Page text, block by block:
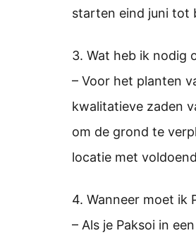
starten eind juni tot
3. Wat heb ik nodig
– Voor het planten
kwalitatieve zaden
om de grond te
locatie met
4. Wanneer moet ik
– Als je Paksoi in